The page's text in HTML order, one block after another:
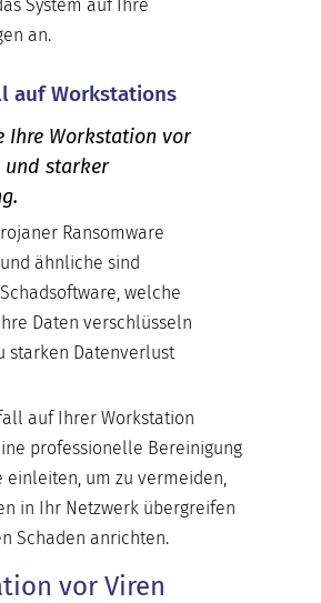
System auf Ihre
an.
auf Workstations
Ihre Workstation vor
und starker
Ransomware
ähnliche sind
welche
Daten verschlüsseln
starken Datenverlust
auf Ihrer Workstation
professionelle Bereinigung
einleiten, um zu vermeiden,
in Ihr Netzwerk übergreifen
Schaden anrichten.
vor Viren